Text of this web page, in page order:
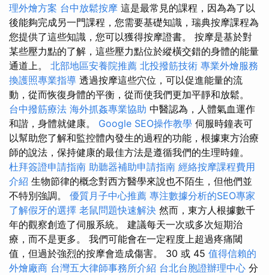
理外燴方案 台中放鬆按摩 這是最常見的課程，因為為了以
後能夠完成另一門課程，您需要基礎知識，瑞典按摩課程為
您提供了這些知識，您可以獲得按摩證書。 按摩是基於對
某些壓力點的了解，這些壓力點位於縱橫交錯的身體的能量
通道上。 北部地區安養院推薦 北投撥筋技術 專業外燴服務
換護照專業指導 透過按摩這些穴位，可以促進能量的流
動，從而恢復身體的平衡，從而使我們更加平靜和放鬆。
台中撥筋療法 海外抓姦專業協助 中醫認為，人體氣血運作
和諧，身體就健康。 Google SEO操作教學 伺服時鐘表可
以幫助您了解和監控體內發生的過程的功能，根據東方治療
師的說法，保持健康的最佳方法是遵循我們的生理時鐘。
杜拜簽證申請指南 助聽器補助申請指南 經絡按摩課程費用
介紹 生物節律的概念對西方醫學來說也不陌生，但他們並
不特別強調。 優質月子中心推薦 專注數據分析的SEO專家
了解假牙的選擇 老鼠問題快速解決 然而，東方人根據數千
年的觀察創造了伺服系統。 建議每天一次或多次短期治
療，而不是更多。 我們可能會在一定程度上超過疼痛閾
值，但過於強烈的按摩會造成傷害。 30 或 45 值得信賴的
外燴廠商 台灣五大律師事務所介紹 台北台胞證辦理中心 分